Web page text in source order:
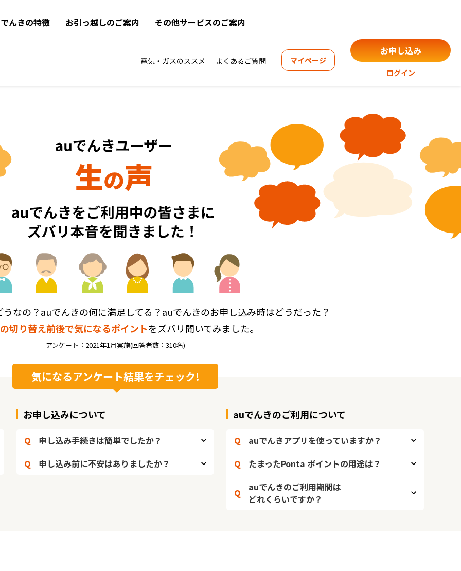
んきの特徴 お引っ越しのご案内 その他サービスのご案内
電気・ガスのススメ よくあるご質問 マイページ
お申し込み
ログイン
なの？auでんきの何に満足してる？auでんきのお申し込み時はどうだった？
切り替え前後で気になるポイントをズバリ聞いてみました。
アンケート：2021年1月実施(回答者数：310名)
気になるアンケート結果をチェック!
お申し込みについて
Q
申し込み手続きは簡単でしたか？
Q
申し込み前に不安はありましたか？
auでんきのご利用について
Q
auでんきアプリを使っていますか？
Q
たまったPonta ポイントの用途は？
Q
auでんきのご利用期間は
どれくらいですか？